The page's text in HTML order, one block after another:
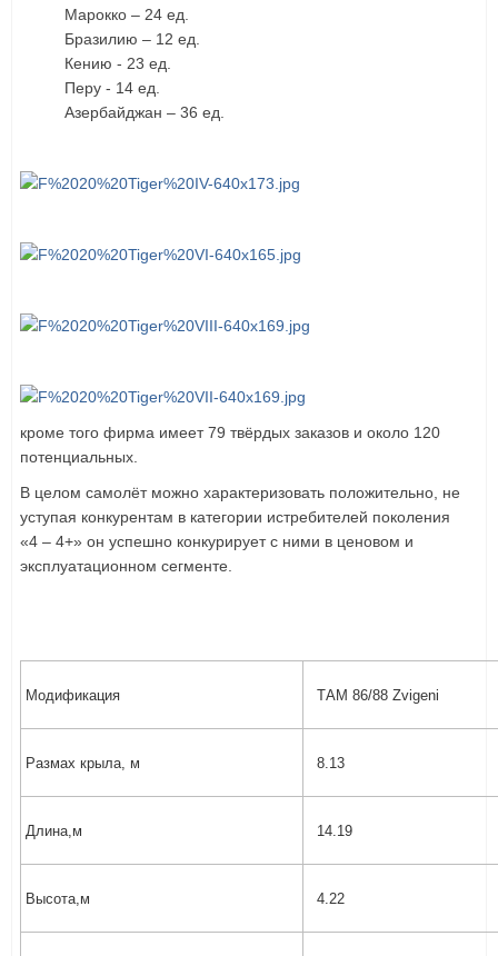
Марокко – 24 ед.
Бразилию – 12 ед.
Кению - 23 ед.
Перу - 14 ед.
Азербайджан – 36 ед.
кроме того фирма имеет 79 твёрдых заказов и около 120
потенциальных.
В целом самолёт можно характеризовать положительно, не
уступая конкурентам в категории истребителей поколения
«4 – 4+» он успешно конкурирует с ними в ценовом и
эксплуатационном сегменте.
Модификация ТАМ 86/88 Zvigeni
Pазмах крыла, м 8.13
Длина,м 14.19
Высота,м 4.22